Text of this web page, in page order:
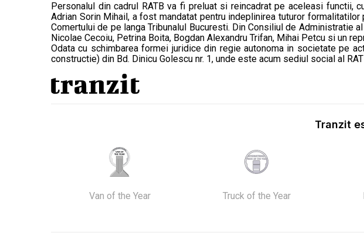
Personalul din cadrul RATB va fi preluat si reincadrat pe aceleasi functii,
Adrian Sorin Mihail, a fost mandatat pentru indeplinirea tuturor
Comertului de pe langa Tribunalul Bucuresti. Din Consiliul de Administratie
Nicolae Cecoiu, Petrina Boita, Bogdan Alexandru Trifan, Mihai Petcu si un
Odata cu schimbarea formei juridice din regie autonoma in societate pe
constructie) din Bd. Dinicu Golescu nr. 1, unde este acum sediul social al
Tranzit
Van of the Year Truck of the Year